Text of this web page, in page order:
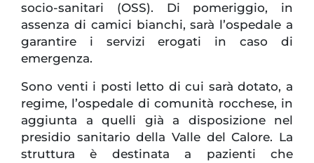
socio-sanitari (OSS). Di pomeriggio, in
assenza di camici bianchi, sarà l’ospedale a
garantire i servizi erogati in caso di
emergenza.
Sono venti i posti letto di cui sarà dotato, a
regime, l’ospedale di comunità rocchese, in
aggiunta a quelli già a disposizione nel
presidio sanitario della Valle del Calore. La
struttura è destinata a pazienti che